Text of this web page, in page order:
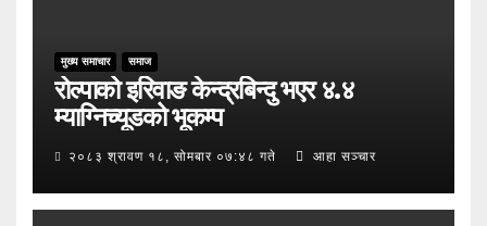
मुख्य समाचार समाज
रोल्पाको इरिवाङ केन्द्रबिन्दु भएर ४.४
म्याग्निच्यूडको भूकम्प
२०८३ श्रावण १८, सोमबार ०७:४८ गते आहा सञ्चार